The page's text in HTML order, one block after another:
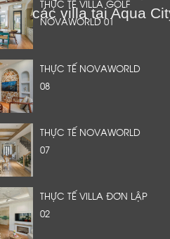
các villa tại Aqua
THỰC TẾ VILLA GOLF
NOVAWORLD 01
THỰC TẾ NOVAWORLD
08
THỰC TẾ NOVAWORLD
07
THỰC TẾ VILLA ĐƠN LẬP
02